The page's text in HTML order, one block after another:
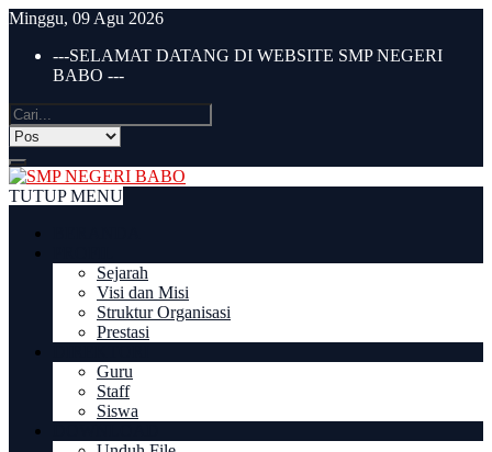
Minggu, 09 Agu 2026
---SELAMAT DATANG DI WEBSITE SMP NEGERI
BABO ---
TUTUP MENU
Sejarah
Visi dan Misi
Struktur Organisasi
Prestasi
Guru
Staff
Siswa